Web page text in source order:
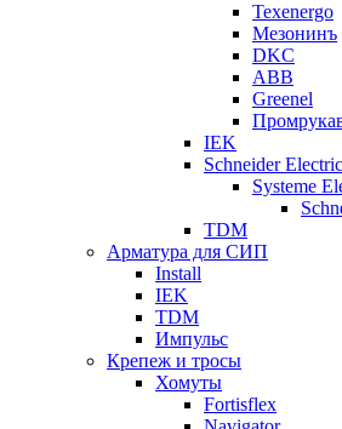
Texenergo
Мезонинъ
DKC
ABB
Greenel
IEK
Schneider Electric
Systeme
TDM
Арматура для СИП
Install
IEK
TDM
Импульс
Крепеж и тросы
Хомуты
Fortisflex